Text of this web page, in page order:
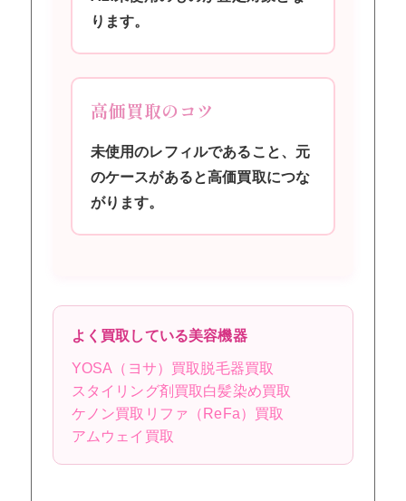
ります。
高価買取のコツ
未使用のレフィルであること、元
のケースがあると高価買取につな
がります。
よく買取している美容機器
YOSA（ヨサ）買取 脱毛器買取
スタイリング剤買取白髪染め買取
ケノン買取 リファ（ReFa）買取
アムウェイ買取